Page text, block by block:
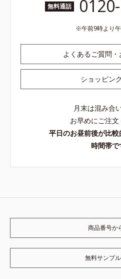
無料通話
午前9時より
よくあるご質問
ショッピン
月末は混み合
お早めにご注文
平日のお昼前後が比
時間帯で
商品番号か
無料サンプ